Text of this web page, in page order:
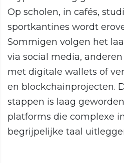
Op scholen, in cafés,
sportkantines wordt
Sommigen volgen het
via social media,
met digitale wallets of
en blockchainprojecten.
stappen is laag
platforms die complexe
begrijpelijke taal